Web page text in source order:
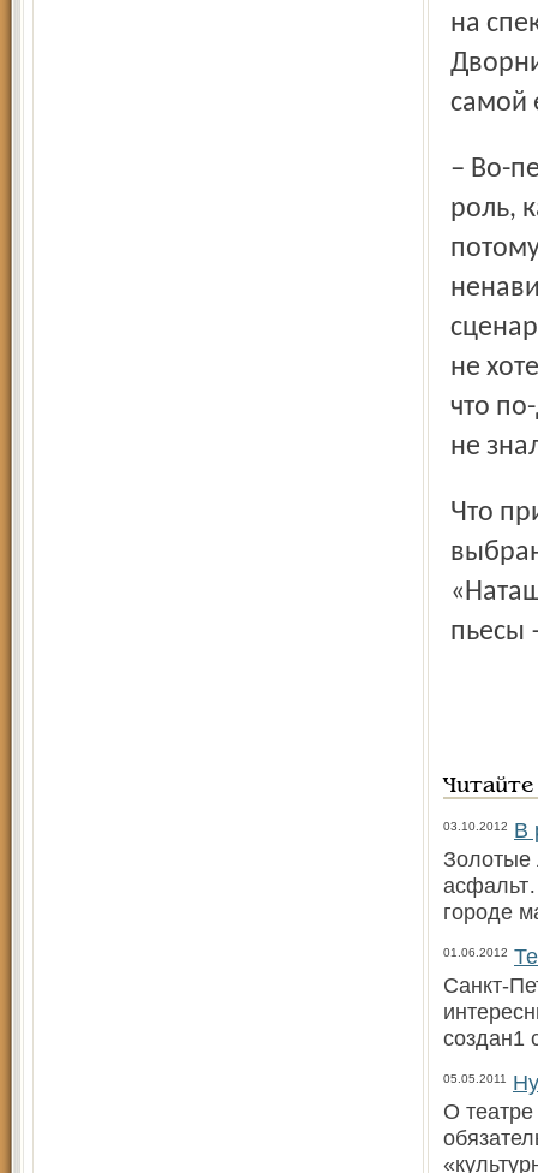
на
самой
– Во-первых, в тексте масса ненормативной лексики. Эта
роль,
не
что
не
Что примечательно, и места для спектаклей в театре были
пьесы
03.10.2012
В
Золотые
городе
01.06.2012
Санкт-
создан1
05.05.2011
О